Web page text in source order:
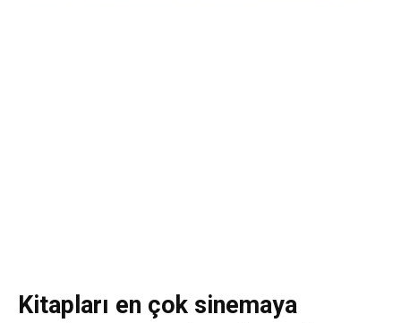
Kitapları en çok sinemaya